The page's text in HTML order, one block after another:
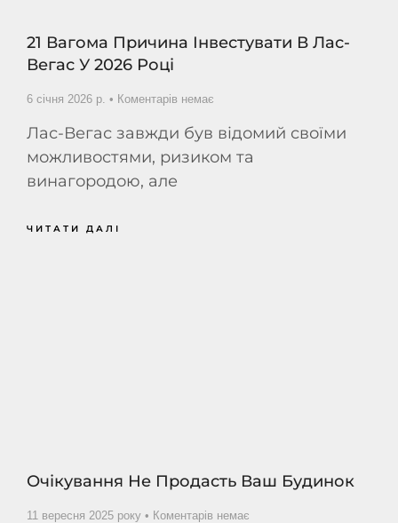
21 Вагома Причина Інвестувати В Лас-
Вегас У 2026 Році
6 січня 2026 р. Коментарів немає
Лас-Вегас завжди був відомий своїми
можливостями, ризиком та
винагородою, але
ЧИТАТИ ДАЛІ
Очікування Не Продасть Ваш Будинок
11 вересня 2025 року Коментарів немає